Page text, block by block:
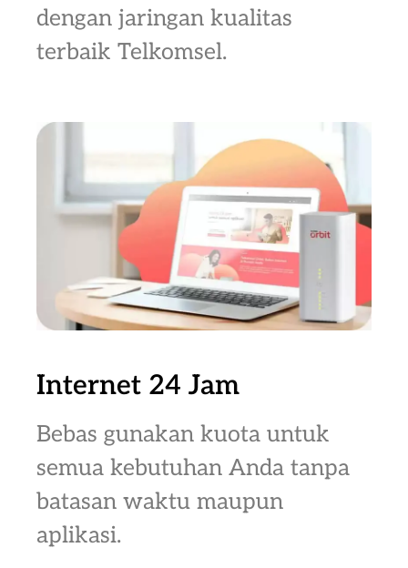
dengan jaringan kualitas
terbaik Telkomsel.
Internet 24 Jam
Bebas gunakan kuota untuk
semua kebutuhan Anda tanpa
batasan waktu maupun
aplikasi.